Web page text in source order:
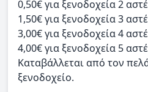
0,50€ για ξενοδοχεία 2
1,50€ για ξενοδοχεία 3
3,00€ για ξενοδοχεία 4
4,00€ για ξενοδοχεία 5
Καταβάλλεται από τον
ξενοδοχείο.